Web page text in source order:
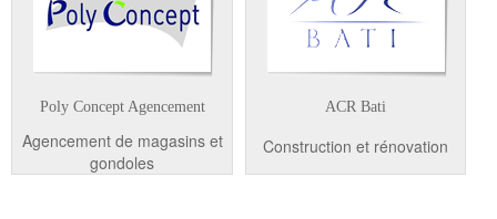
Poly Concept Agencement
Agencement de magasins et
gondoles
ACR Bati
Construction et rénovation